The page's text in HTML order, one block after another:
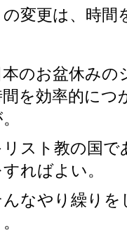
の変更は、時間
本のお盆休み
間を効率的につ
リスト教の国
すればよい。
んなやり繰り